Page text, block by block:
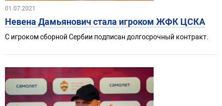
01.07.2021
Невена Дамьянович стала игроком ЖФК ЦСКА
С игроком сборной Сербии подписан долгосрочный контракт.